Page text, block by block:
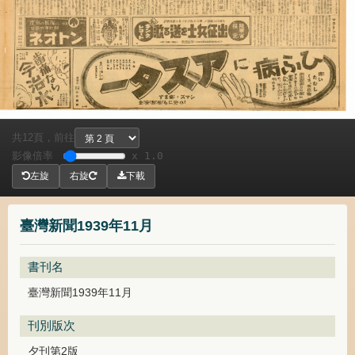
臺灣新聞1939年11月
書刊名
臺灣新聞1939年11月
刊別版次
夕刊第2版
共 12頁，
前往
影像倍率
x 1.0
左旋 右旋 下載